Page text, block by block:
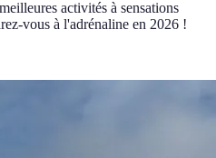
activités à sensations
vous à l'adrénaline en 2026 !